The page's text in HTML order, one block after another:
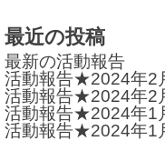
ョ
ン
最近の投稿
最新の活動報告
活動報告★2024年2
活動報告★2024年2
活動報告★2024年1
活動報告★2024年1